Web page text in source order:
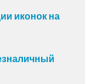
иконок на